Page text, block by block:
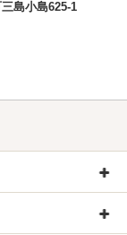
島小島625-1